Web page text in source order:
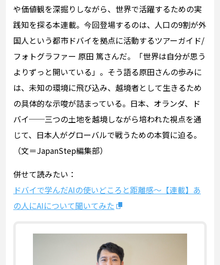
や価値観を深掘りしながら、世界で活躍するための実
践知を探る本連載。今回登場するのは、人口の9割が外
国人という都市ドバイを拠点に活動するツアーガイド/
フォトグラファー 原田 篤さんだ。「世界は自分が思う
よりずっと開いている」。そう語る原田さんの歩みに
は、未知の環境に飛び込み、越境者として生きるため
の具体的な示唆が詰まっている。日本、オランダ、ド
バイ──三つの土地を越境しながら培われた視点を通
じて、日本人がグローバルで戦うための本質に迫る。
（文＝JapanStep編集部）
併せて読みたい：
ドバイで学んだAIの使いどころと距離感～【連載】あ
の人にAIについて聞いてみた